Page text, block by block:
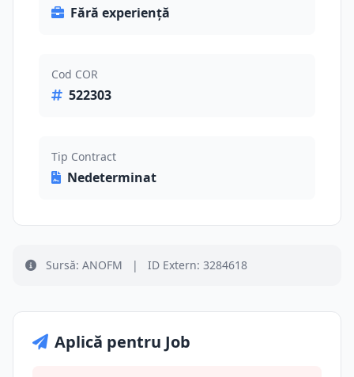
Fără experiență
Cod COR
522303
Tip Contract
Nedeterminat
Sursă: ANOFM | ID Extern: 3284618
Aplică pentru Job